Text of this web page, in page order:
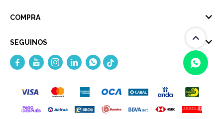
(0/4)
COMPRA
SEGUINOS
    